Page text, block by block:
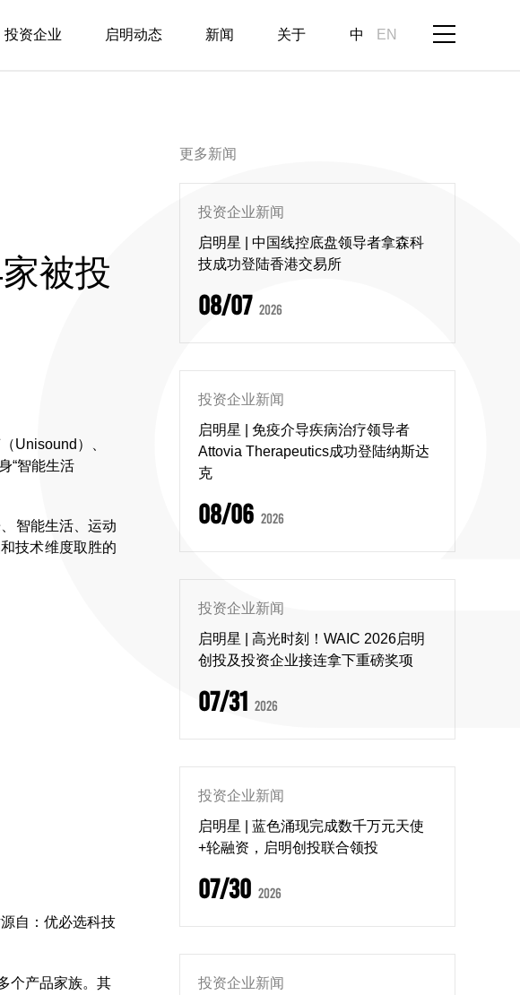
中 EN
投资企业 启明动态 新闻 关于
被投
Unisound）、
“智能生活
智能生活、运动
技术维度取胜的
源自：优必选科技
个产品家族。其
更多新闻
投资企业新闻
启明星 | 中国线控底盘领导者拿森科
技成功登陆香港交易所
08/07 2026
投资企业新闻
启明星 | 免疫介导疾病治疗领导者
Attovia Therapeutics成功登陆纳斯达
克
08/06 2026
投资企业新闻
启明星 | 高光时刻！WAIC 2026启明
创投及投资企业接连拿下重磅奖项
07/31 2026
投资企业新闻
启明星 | 蓝色涌现完成数千万元天使
+轮融资，启明创投联合领投
07/30 2026
投资企业新闻